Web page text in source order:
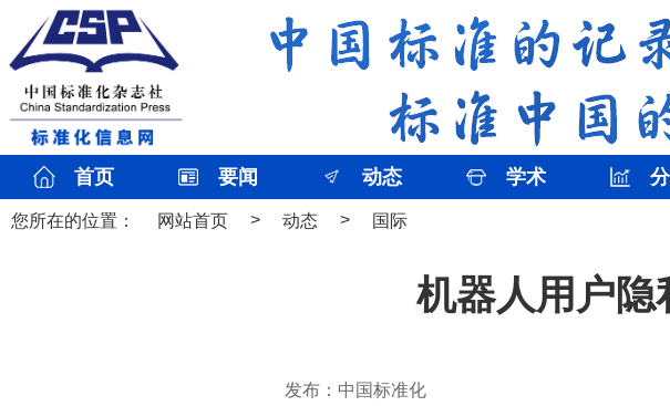
首页 要闻 动态 学术
您所在的位置： 网站首页 > 动态 > 国际
机器人用户隐
发布：中国标准化